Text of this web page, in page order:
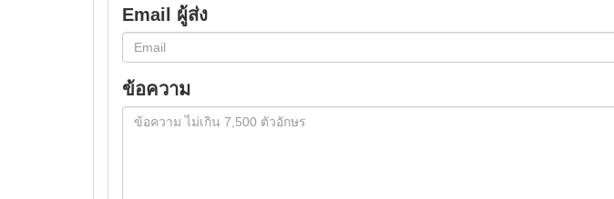
Email ผู้ส่ง
ข้อความ